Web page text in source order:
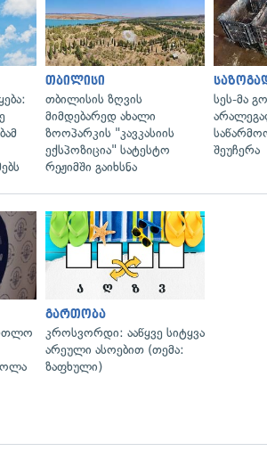
თბილისი
თბილისის ზღვის
მიმდებარედ ახალი
ზოოპარკის "კავკასიის
ექსპოზიცია" სატესტო
რეჟიმში გაიხსნა
სეს-მა
შეუჩერა
გართობა
კროსვორდი: ააწყვე სიტყვა
არეული ასოებით (თემა:
ზაფხული)